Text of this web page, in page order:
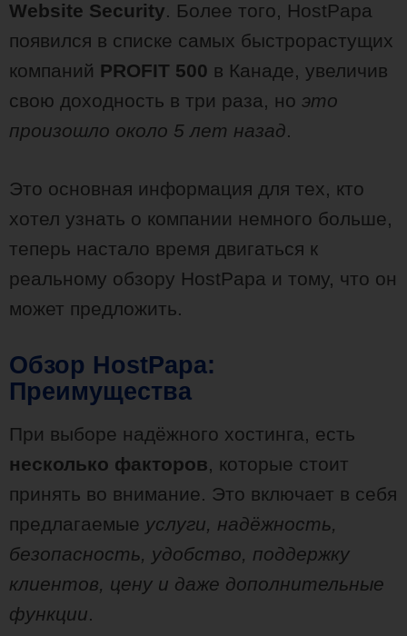
Website Security. Более того, HostPapa
появился в списке самых быстрорастущих
компаний PROFIT 500 в Канаде, увеличив
свою доходность в три раза, но это
произошло около 5 лет назад.
Это основная информация для тех, кто
хотел узнать о компании немного больше,
теперь настало время двигаться к
реальному обзору HostPapa и тому, что он
может предложить.
Обзор HostPapa:
Преимущества
При выборе надёжного хостинга, есть
несколько факторов, которые стоит
принять во внимание. Это включает в себя
предлагаемые услуги, надёжность,
безопасность, удобство, поддержку
клиентов, цену и даже дополнительные
функции.